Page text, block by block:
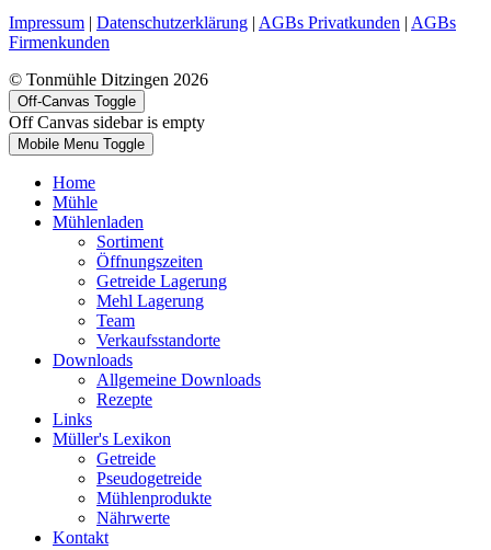
Impressum | Datenschutzerklärung | AGBs Privatkunden | AGBs
Firmenkunden
© Tonmühle Ditzingen 2026
Off-Canvas Toggle
Off Canvas sidebar is empty
Mobile Menu Toggle
Home
Mühle
Mühlenladen
Sortiment
Öffnungszeiten
Getreide Lagerung
Mehl Lagerung
Team
Verkaufsstandorte
Downloads
Allgemeine Downloads
Rezepte
Links
Müller's Lexikon
Getreide
Pseudogetreide
Mühlenprodukte
Nährwerte
Kontakt